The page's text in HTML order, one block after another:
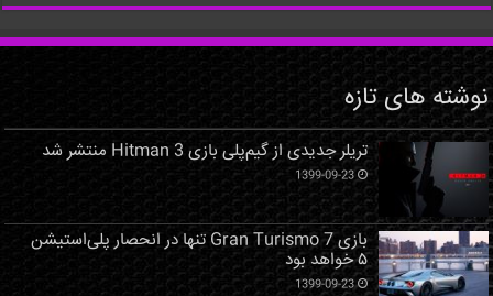
نوشته های تازه
تریلر جدیدی از گیم‌پلی بازی Hitman 3 منتشر شد
1399-09-23
بازی Gran Turismo 7 تنها در انحصار پلی‌استیشن
۵ خواهد بود
1399-09-23